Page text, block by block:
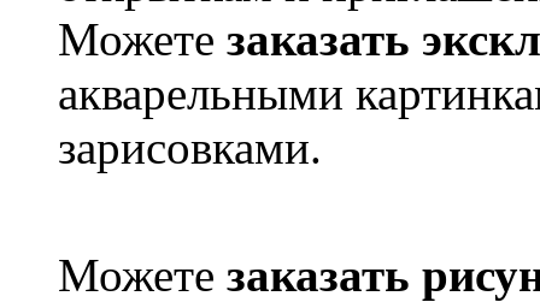
Можете заказать
акварельными
зарисовками.
Можете заказать